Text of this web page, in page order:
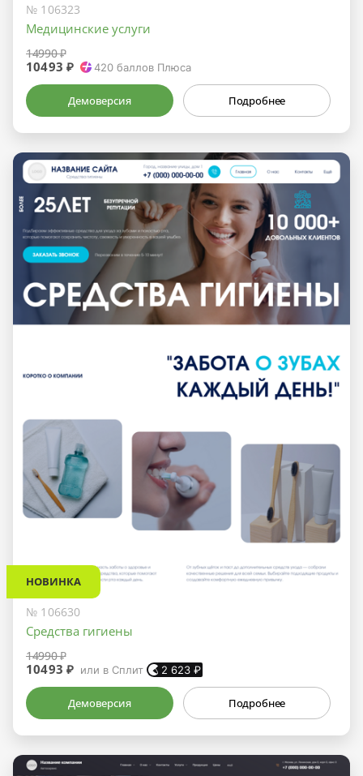
№ 106323
Медицинские услуги
14990 ₽
10493 ₽ 420 баллов Плюса
Демоверсия Подробнее
НОВИНКА
№ 106630
Средства гигиены
14990 ₽
10493 ₽ или в Сплит 2 623 ₽
Демоверсия Подробнее